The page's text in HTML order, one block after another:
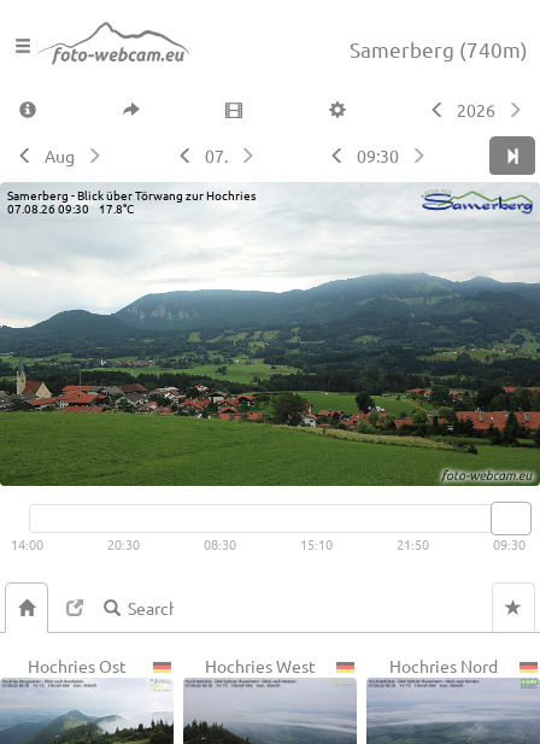
Samerberg (740m)
2026
Aug 07. 09:30
Samerberg - Blick über Törwang zur Hochries
07.08.26 09:30 17.8°C
Live video available → View
14:00 20:30 08:30 15:10 21:50 09:30
Hochries Ost Hochries West Hochries Nord